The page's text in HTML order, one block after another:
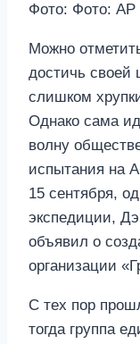
Фото: Фото: AP
Можно
достичь своей
слишком
Однако сама
волну
испытания на
15 сентября,
экспедиции,
объявил о
организации
С тех пор
тогда группа